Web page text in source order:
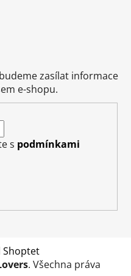
zasílat informace
e-shopu.
s podmínkami
Shoptet
. Všechna práva